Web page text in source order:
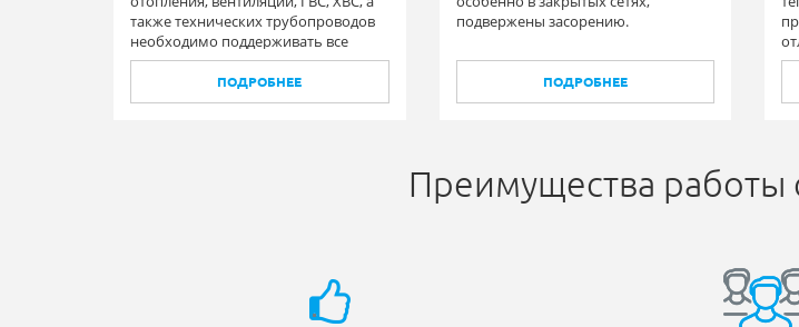
также технических трубопроводов
необходимо поддерживать все
элементы в исправном состоянии, в
том числе и запорную арматуру.
ПОДРОБНЕЕ
подвержены засорению.
ПОДРОБНЕЕ
Преимущества работы